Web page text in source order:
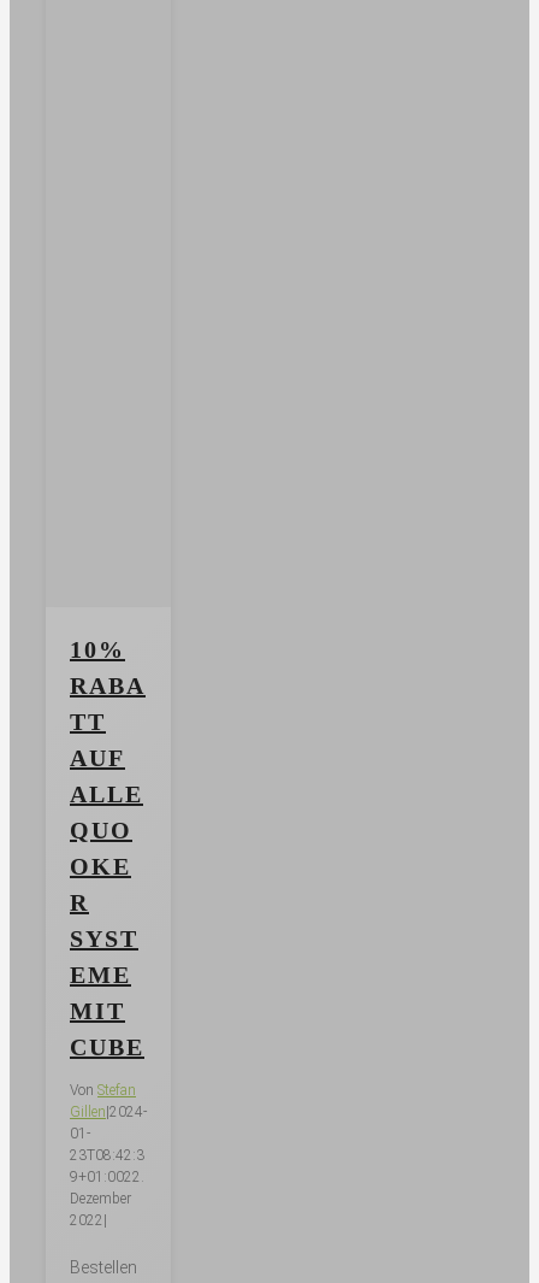
10%
RABA
TT
AUF
ALLE
QUO
OKE
R
SYST
EME
MIT
CUBE
Von Stefan
Gillen 2024-
01-
23T08:42:3
9+01:0022.
Dezember
2022
Bestellen